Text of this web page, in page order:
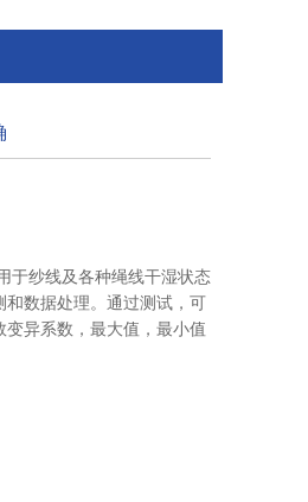
于纱线及各种绳线干湿状态
数据处理。通过测试，可
异系数，最大值，最小值